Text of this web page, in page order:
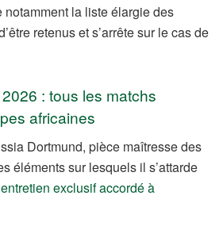
la liste élargie des
retenus et s’arrête sur le cas de
: tous les matchs
africaines
Dortmund, pièce maîtresse des
éléments sur lesquels il s’attarde
entretien exclusif accordé à